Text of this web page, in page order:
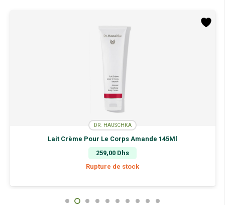
DR. HAUSCHKA
Lait Crème Pour Le Corps Amande 145Ml
259,00 Dhs
Rupture de stock